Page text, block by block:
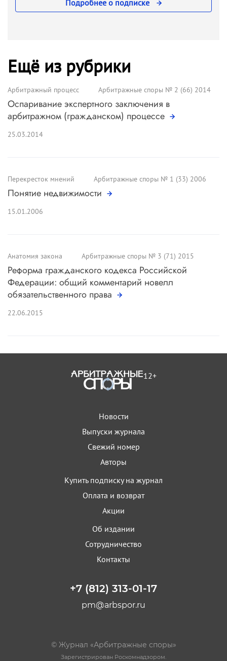
Подробнее о подписке
Ещё из рубрики
Арбитражный процесс Арбитражные споры № 2 (66) 2014
Оспаривание экспертного заключения в
арбитражном (гражданском) процессе
25.03.2014
Перекресток мнений Арбитражные споры № 1 (33) 2006
Понятие недвижимости
15.01.2006
Анатомия закона Арбитражные споры № 3 (71) 2015
Реформа гражданского кодекса Российской
Федерации: общий комментарий новелл
обязательственного права
22.06.2015
12+
Новости
Выпуски журнала
Свежий номер
Авторы
Купить подписку на журнал
Оплата и возврат
Акции
Об издании
Сотрудничество
Контакты
+7 (812) 313-01-17
pm@arbspor.ru
© Журнал «Арбитражные споры»
Зарегистрирован Роскомнадзором.